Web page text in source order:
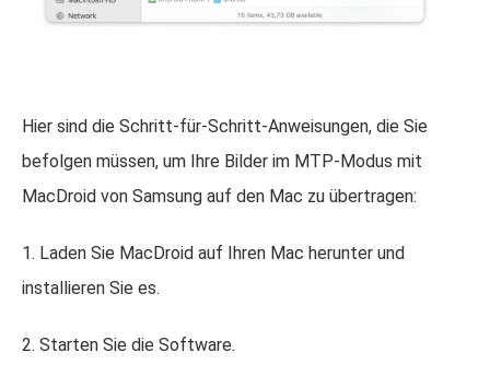
Hier sind die Schritt-für-Schritt-Anweisungen, die Sie
befolgen müssen, um Ihre Bilder im MTP-Modus mit
MacDroid von Samsung auf den Mac zu übertragen:
1. Laden Sie MacDroid auf Ihren Mac herunter und
installieren Sie es.
2. Starten Sie die Software.